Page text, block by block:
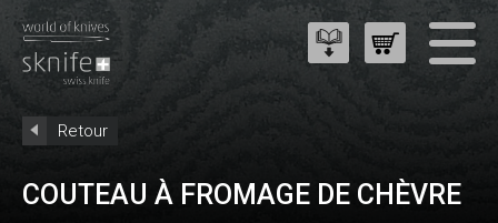
Retour
COUTEAU À FROMAGE DE CHÈVRE